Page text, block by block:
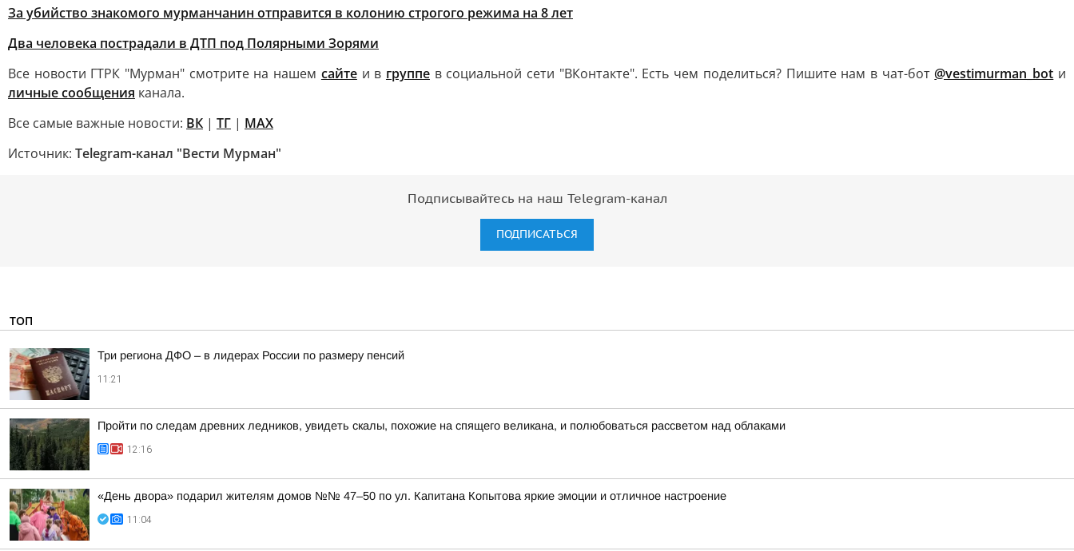
За убийство знакомого мурманчанин отправится в колонию строгого режима на 8 лет
Два человека пострадали в ДТП под Полярными Зорями
Все новости ГТРК "Мурман" смотрите на нашем сайтеи в группев социальной сети "ВКонтакте". Есть чем поделиться? Пишите нам в чат-бот@vestimurman_bot и
личные сообщения канала.
Все самые важные новости: ВК | ТГ | MAX
Источник: Telegram-канал "Вести Мурман"
Подписывайтесь на наш Telegram-канал
ПОДПИСАТЬСЯ
ТОП
Три региона ДФО – в лидерах России по размеру пенсий
11:21
Пройти по следам древних ледников, увидеть скалы, похожие на спящего великана, и полюбоваться рассветом над облаками
12:16
«День двора» подарил жителям домов №№ 47–50 по ул. Капитана Копытова яркие эмоции и отличное настроение
11:04